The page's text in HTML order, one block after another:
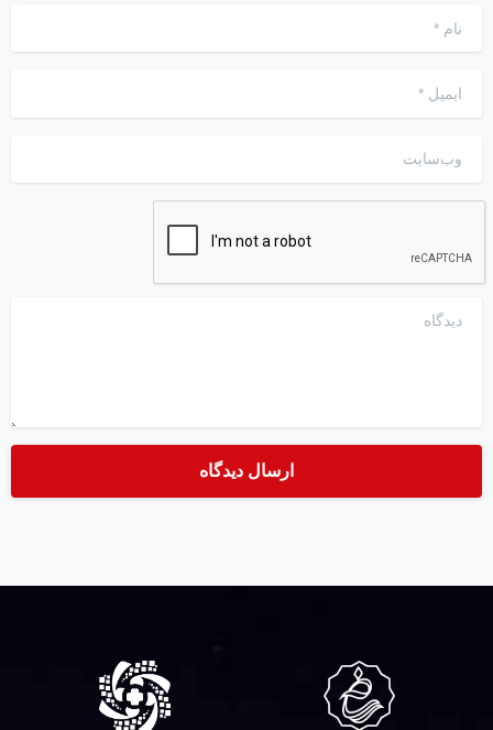
*
ایمیل
وب‌سایت
دیدگاه